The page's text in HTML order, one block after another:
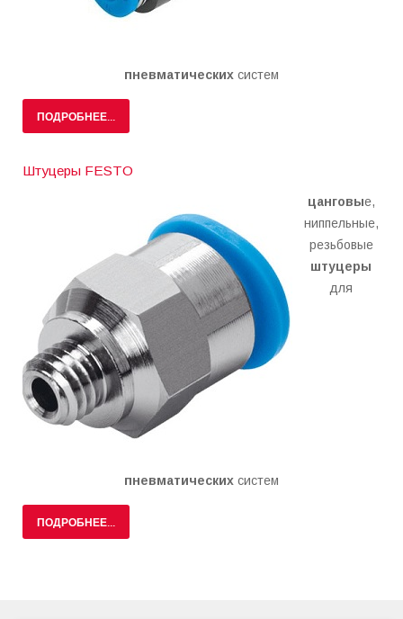
пневматических систем
ПОДРОБНЕЕ...
Штуцеры FESTO
цанговые,
ниппельные,
резьбовые
штуцеры
для
пневматических систем
ПОДРОБНЕЕ...